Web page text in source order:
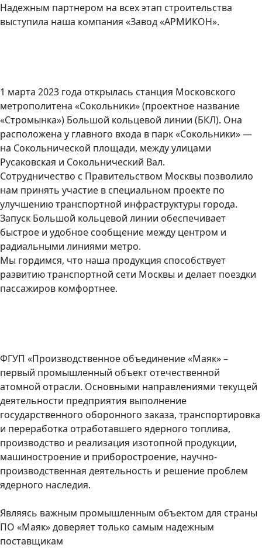
Надежным партнером на всех этап строительства
выступила наша компания «Завод «АРМИКОН».
1 марта 2023 года открылась станция Московского
метрополитена «Сокольники» (проектное название
«Стромынка») Большой кольцевой линии (БКЛ). Она
расположена у главного входа в парк «Сокольники» —
на Сокольнической площади, между улицами
Русаковская и Сокольнический Вал.
Сотрудничество с Правительством Москвы позволило
нам принять участие в специальном проекте по
улучшению транспортной инфраструктуры города.
Запуск Большой кольцевой линии обеспечивает
быстрое и удобное сообщение между центром и
радиальными линиями метро.
Мы гордимся, что наша продукция способствует
развитию транспортной сети Москвы и делает поездки
пассажиров комфортнее.
ФГУП «Производственное объединение «Маяк» –
первый промышленный объект отечественной
атомной отрасли. Основными направлениями текущей
деятельности предприятия выполнение
государственного оборонного заказа, транспортировка
и переработка отработавшего ядерного топлива,
производство и реализация изотопной продукции,
машиностроение и приборостроение, научно-
производственная деятельность и решение проблем
ядерного наследия.
Являясь важным промышленным объектом для страны
ПО «Маяк» доверяет только самым надежным
поставщикам